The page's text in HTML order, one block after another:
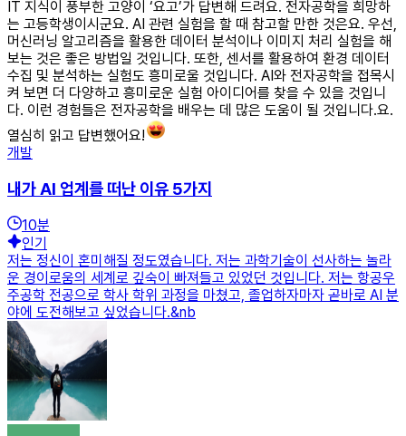
IT 지식이 풍부한 고양이 ‘요고’가 답변해 드려요. 전자공학을 희망하
는 고등학생이시군요. AI 관련 실험을 할 때 참고할 만한 것은요. 우선,
머신러닝 알고리즘을 활용한 데이터 분석이나 이미지 처리 실험을 해
보는 것은 좋은 방법일 것입니다. 또한, 센서를 활용하여 환경 데이터
수집 및 분석하는 실험도 흥미로울 것입니다. AI와 전자공학을 접목시
켜 보면 더 다양하고 흥미로운 실험 아이디어를 찾을 수 있을 것입니
다. 이런 경험들은 전자공학을 배우는 데 많은 도움이 될 것입니다.요.
열심히 읽고 답변했어요!
개발
내가 AI 업계를 떠난 이유 5가지
10분
인기
저는 정신이 혼미해질 정도였습니다. 저는 과학기술이 선사하는 놀라
운 경이로움의 세계로 깊숙이 빠져들고 있었던 것입니다. 저는 항공우
주공학 전공으로 학사 학위 과정을 마쳤고, 졸업하자마자 곧바로 AI 분
야에 도전해보고 싶었습니다.&nb